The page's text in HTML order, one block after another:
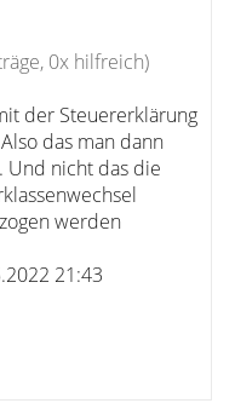
0x hilfreich)
der Steuererklärung
das man dann
Und nicht das die
werden
21:43